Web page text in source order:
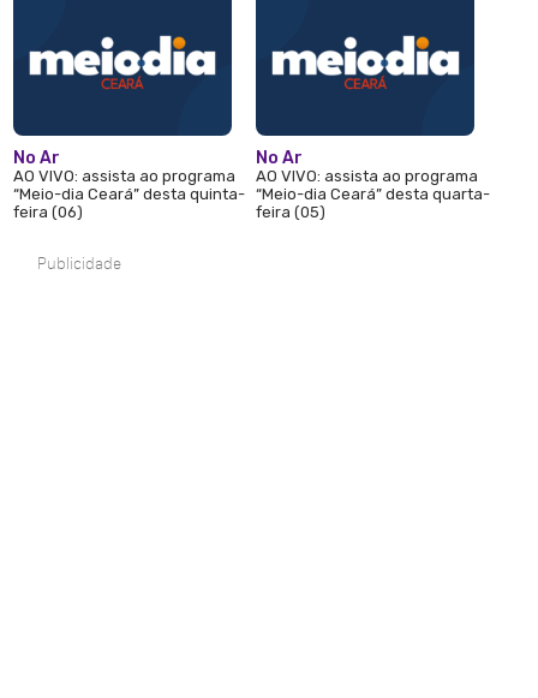
No Ar
AO VIVO: assista ao programa
“Meio-dia Ceará” desta quinta-
feira (06)
No Ar
AO VIVO: assista ao programa
“Meio-dia Ceará” desta quarta-
feira (05)
Publicidade